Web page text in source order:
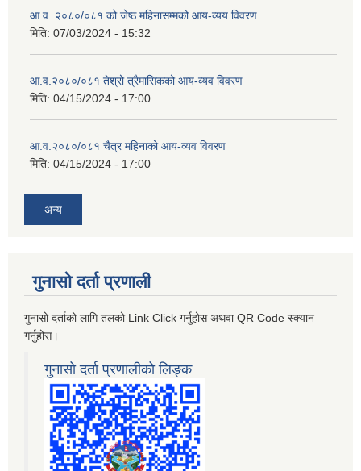
आ.व. २०८०/०८१ को जेष्ठ महिनासम्मको आय-व्यय विवरण
मिति: 07/03/2024 - 15:32
आ.व.२०८०/०८१ तेश्रो त्रैमासिकको आय-व्यव विवरण
मिति: 04/15/2024 - 17:00
आ.व.२०८०/०८१ चैत्र महिनाको आय-व्यव विवरण
मिति: 04/15/2024 - 17:00
अन्य
गुनासो दर्ता प्रणाली
गुनासो दर्ताको लागि तलको Link Click गर्नुहोस अथवा QR Code स्क्यान
गर्नुहोस।
गुनासो दर्ता प्रणालीको लिङ्क